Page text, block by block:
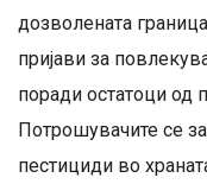
дозволената
пријави за
поради остатоци од
Потрошувачите се
пестициди во